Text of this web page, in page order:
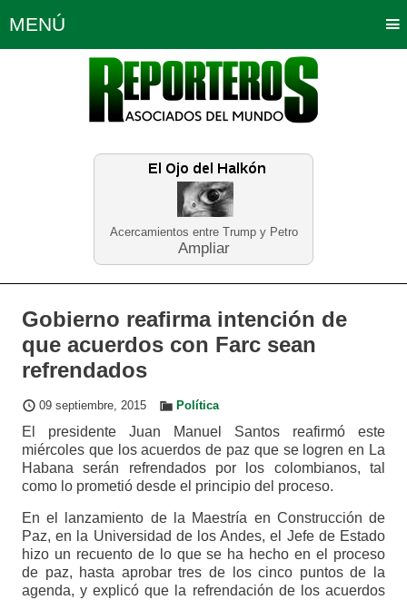
Acercamientos entre Trump y Petro
Ampliar
MENÚ
Política Opinión Bogotá
Planeta Tierra Deportes
Educación Neira
Gobierno reafirma intención de
que acuerdos con Farc sean
refrendados
09 septiembre, 2015 Política
El presidente Juan Manuel Santos reafirmó este
miércoles que los acuerdos de paz que se logren en La
Habana serán refrendados por los colombianos, tal
como lo prometió desde el principio del proceso.
En el lanzamiento de la Maestría en Construcción de
Paz, en la Universidad de los Andes, el Jefe de Estado
hizo un recuento de lo que se ha hecho en el proceso
de paz, hasta aprobar tres de los cinco puntos de la
agenda, y explicó que la refrendación de los acuerdos